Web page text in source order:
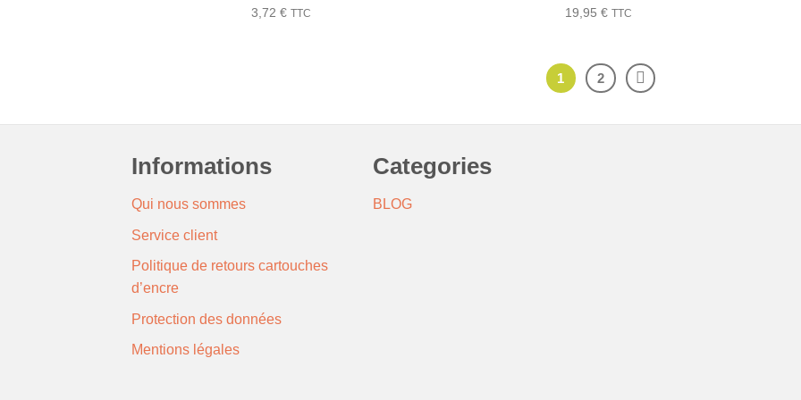
3,72 € TTC
19,95 € TTC
1 2
Informations
Qui nous sommes
Service client
Politique de retours cartouches
d’encre
Protection des données
Mentions légales
Categories
BLOG